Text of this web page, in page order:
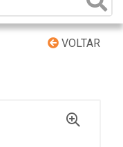
VOLTAR